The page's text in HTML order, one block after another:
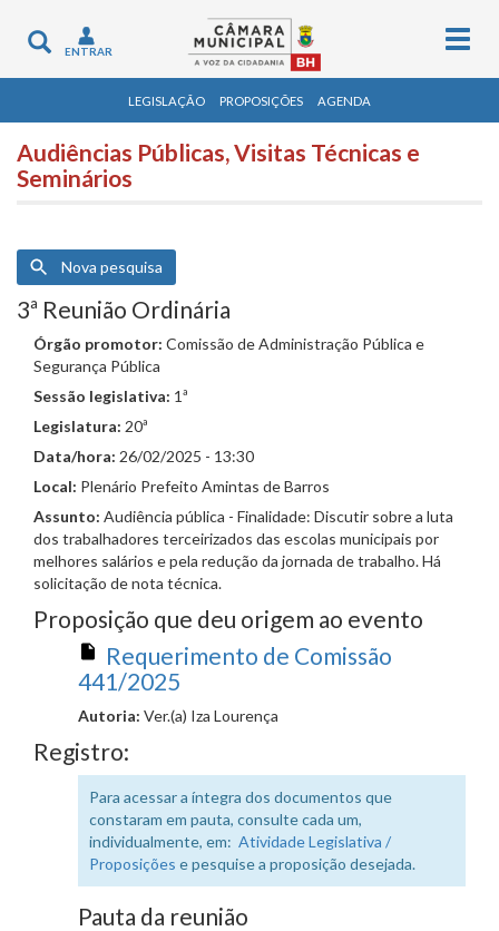
Toggle
navigation
ENTRAR
LEGISLAÇÃO PROPOSIÇÕES AGENDA
Audiências Públicas, Visitas Técnicas e
Seminários
Nova pesquisa
3ª Reunião Ordinária
Órgão promotor: Comissão de Administração Pública e
Segurança Pública
Sessão legislativa: 1ª
Legislatura: 20ª
Data/hora: 26/02/2025 - 13:30
Local: Plenário Prefeito Amintas de Barros
Assunto: Audiência pública - Finalidade: Discutir sobre a luta
dos trabalhadores terceirizados das escolas municipais por
melhores salários e pela redução da jornada de trabalho. Há
solicitação de nota técnica.
Proposição que deu origem ao evento
Requerimento de Comissão
441/2025
Autoria: Ver.(a) Iza Lourença
Registro:
Para acessar a íntegra dos documentos que
constaram em pauta, consulte cada um,
individualmente, em: Atividade Legislativa /
Proposições e pesquise a proposição desejada.
Pauta da reunião